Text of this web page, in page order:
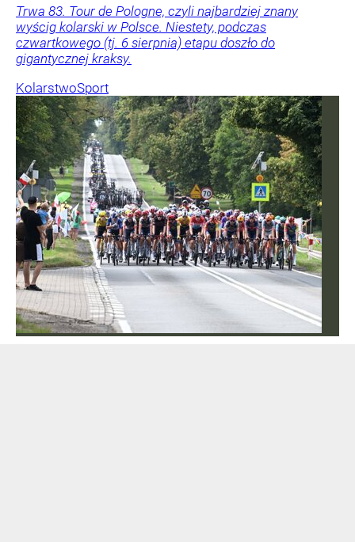
Trwa 83. Tour de Pologne, czyli najbardziej znany
wyścig kolarski w Polsce. Niestety, podczas
czwartkowego (tj. 6 sierpnia) etapu doszło do
gigantycznej kraksy.
KolarstwoSport